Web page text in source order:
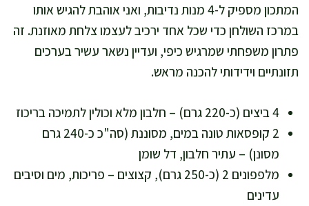
המתכון מספיק ל-4 מנות נדיבות, ואני אוהבת להגיש אותו
במרכז השולחן כדי שכל אחד ירכיב לעצמו צלחת מאוזנת. זה
פתרון משפחתי שמרגיש כיפי, ועדיין נשאר עשיר בערכים
תזונתיים וידידותי להכנה מראש.
4 ביצים (כ-220 גרם) – חלבון מלא וכולין לתמיכה בריכוז
2 קופסאות טונה במים, מסוננת (סה"כ כ-240 גרם
מסונן) – עתיר חלבון, דל שומן
מלפפונים 2 (כ-250 גרם), קצוצים – פריכות, מים וסיבים
עדינים